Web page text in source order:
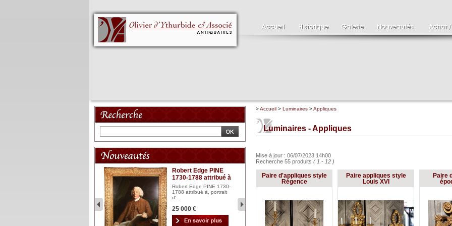
Robert Edge PINE
1730-1788 attribué à
Robert Edge PINE 1730-
1788 attribué à, portrait
d'...
25 000 €
Clément SERVEAU
1886-1972
Clément SERVEAU 1886-
2 500 € 1
>Accueil > Luminaires >Appliques
Luminaires - Appliques
Mise à jour : 06/07/2023 14h00
Recherche 55 produits ( 1 - 12 )
Paire d'appliques style
Régence
Paire appliques style
Louis XVI
Paire